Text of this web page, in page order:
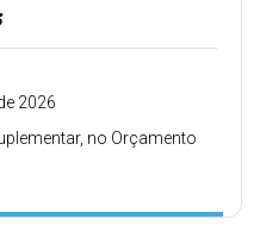
2026
no Orçamento